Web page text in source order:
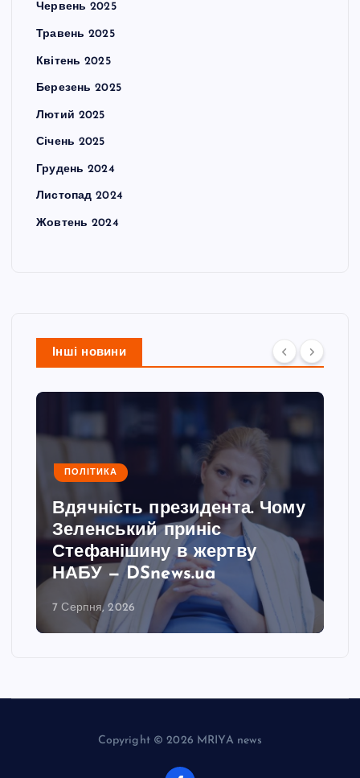
Червень 2025
Травень 2025
Квітень 2025
Березень 2025
Лютий 2025
Січень 2025
Грудень 2024
Листопад 2024
Жовтень 2024
Інші новини
ПОЛІТИКА
Вдячність президента. Чому
Зеленський приніс
Стефанішину в жертву
НАБУ — DSnews.ua
7 Серпня, 2026
Copyright © 2026 MRIYA news